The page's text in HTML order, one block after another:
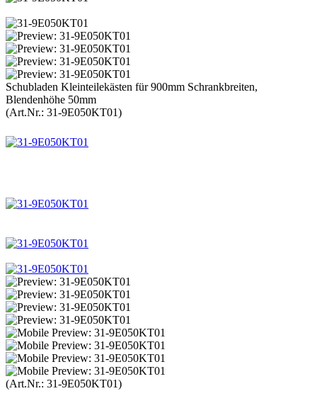
Schubladen Kleinteilekästen für 900mm Schrankbreiten,
Blendenhöhe 50mm
(Art.Nr.: 31-9E050KT01)
(Art.Nr.: 31-9E050KT01)